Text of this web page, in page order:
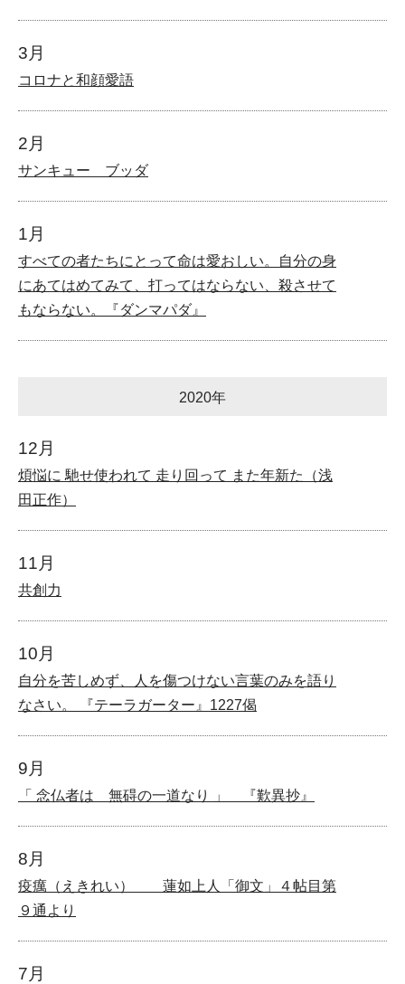
3月
コロナと和顔愛語
2月
サンキュー ブッダ
1月
すべての者たちにとって命は愛おしい。自分の身
にあてはめてみて、打ってはならない、殺させて
もならない。『ダンマパダ』
2020年
12月
煩悩に 馳せ使われて 走り回って また年新た（浅
田正作）
11月
共創力
10月
自分を苦しめず、人を傷つけない言葉のみを語り
なさい。 『テーラガーター』1227偈
9月
「 念仏者は 無碍の一道なり 」 『歎異抄』
8月
疫癘（えきれい） 蓮如上人「御文」４帖目第
９通より
7月